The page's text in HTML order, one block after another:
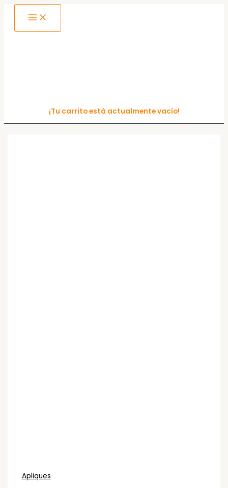
MENU
¡Tu carrito está actualmente vacío!
Apliques